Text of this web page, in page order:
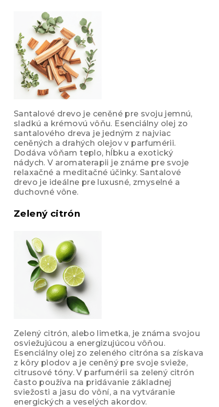
Santalové drevo je ceněné pre svoju jemnú,
sladkú a krémovú vôňu. Esenciálny olej zo
santalového dreva je jedným z najviac
ceněných a drahých olejov v parfumérii.
Dodáva vôňam teplo, hĺbku a exotický
nádych. V aromaterapii je známe pre svoje
relaxačné a meditačné účinky. Santalové
drevo je ideálne pre luxusné, zmyselné a
duchovné vône.
Zelený citrón
Zelený citrón, alebo limetka, je známa svojou
osviežujúcou a energizujúcou vôňou.
Esenciálny olej zo zeleného citróna sa získava
z kôry plodov a je ceněný pre svoje svieže,
citrusové tóny. V parfumérii sa zelený citrón
často používa na pridávanie základnej
sviežosti a jasu do vôní, a na vytváranie
energických a veselých akordov.